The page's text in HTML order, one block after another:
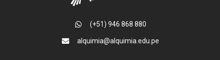
(+51) 946 868 880
alquimia@alquimia.edu.pe